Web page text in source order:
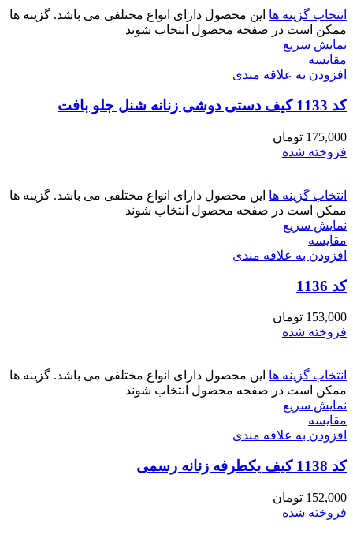
انتخاب گزینه ها این محصول دارای انواع مختلفی می باشد. گزینه ها
ممکن است در صفحه محصول انتخاب شوند
نمایش سریع
مقايسه
افزودن به علاقه مندی
کد 1133 کیف دستی دوشی زنانه شنل جلو بافت
175,000 تومان
فروخته شده
انتخاب گزینه ها این محصول دارای انواع مختلفی می باشد. گزینه ها
ممکن است در صفحه محصول انتخاب شوند
نمایش سریع
مقايسه
افزودن به علاقه مندی
کد 1136
153,000 تومان
فروخته شده
انتخاب گزینه ها این محصول دارای انواع مختلفی می باشد. گزینه ها
ممکن است در صفحه محصول انتخاب شوند
نمایش سریع
مقايسه
افزودن به علاقه مندی
کد 1138 کیف یکطرفه زنانه رسمی
152,000 تومان
فروخته شده